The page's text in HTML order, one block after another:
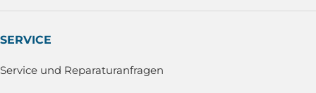
SERVICE
Service und Reparaturanfragen